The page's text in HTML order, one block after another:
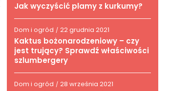
Jak wyczyścić plamy z kurkumy?
Dom i ogród / 22 grudnia 2021
Kaktus bożonarodzeniowy – czy
jest trujący? Sprawdź właściwości
szlumbergery
Dom i ogród / 28 września 2021